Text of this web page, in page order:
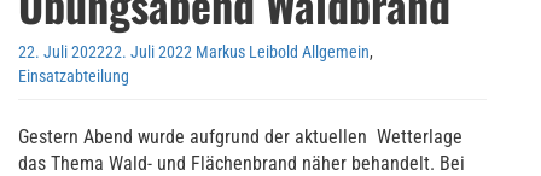
22. Juli 202222. Juli 2022 Markus Leibold Allgemein,
Einsatzabteilung
Gestern Abend wurde aufgrund der aktuellen Wetterlage
das Thema Wald- und Flächenbrand näher behandelt. Bei